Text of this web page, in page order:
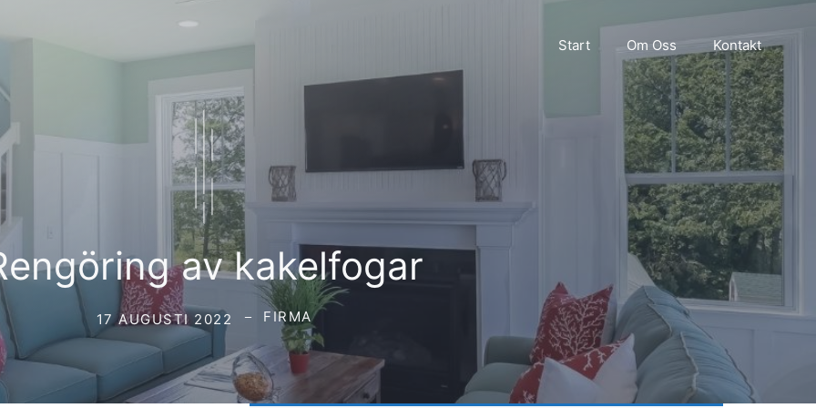
Start Om Oss Kontakt
av kakelfogar
17 AUGUSTI 2022 FIRMA